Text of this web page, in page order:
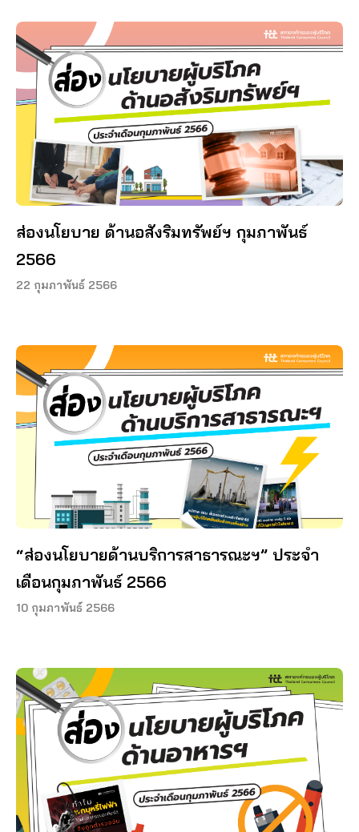
ส่องนโยบาย ด้านอสังริมทรัพย์ฯ กุมภาพันธ์
2566
22 กุมภาพันธ์ 2566
“ส่องนโยบายด้านบริการสาธารณะฯ” ประจำ
เดือนกุมภาพันธ์ 2566
10 กุมภาพันธ์ 2566